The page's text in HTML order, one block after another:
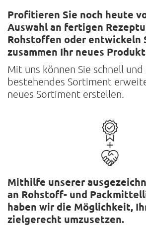
Profitieren Sie noch heute
Auswahl an fertigen
Rohstoffen oder entwickeln
zusammen Ihr neues
Mit uns können Sie schnell
bestehendes Sortiment
neues Sortiment erstellen.
Mithilfe unserer
an Rohstoff- und
haben wir die Möglichkeit,
zielgerecht umzusetzen.